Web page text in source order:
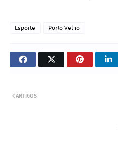
Esporte Porto Velho
ANTIGOS